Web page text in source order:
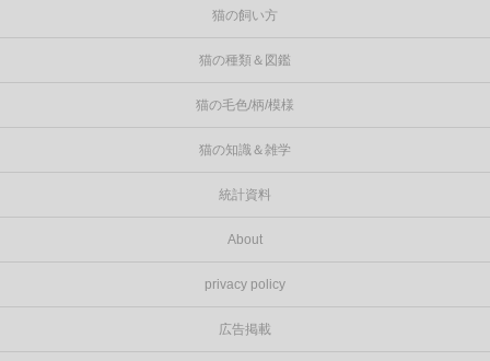
猫の飼い方
猫の種類＆図鑑
猫の毛色/柄/模様
猫の知識＆雑学
統計資料
About
privacy policy
広告掲載